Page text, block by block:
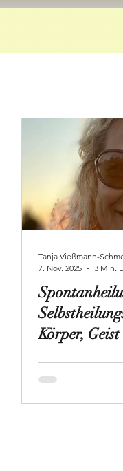
Körper, Geist
Tanja Vießmann-
7. Nov. 2025
3 Min.